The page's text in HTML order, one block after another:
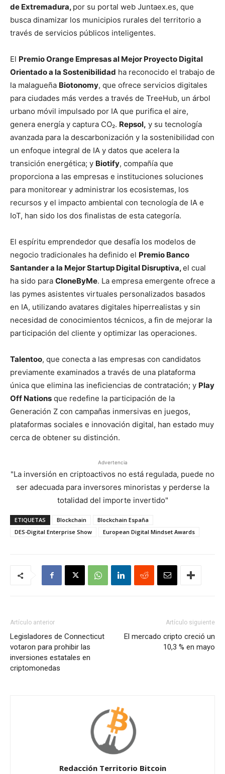
de Extremadura, por su portal web Juntaex.es, que
busca dinamizar los municipios rurales del territorio a
través de servicios públicos inteligentes.
El Premio Orange Empresas al Mejor Proyecto Digital
Orientado a la Sostenibilidad ha reconocido el trabajo de
la malagueña Biotonomy, que ofrece servicios digitales
para ciudades más verdes a través de TreeHub, un árbol
urbano móvil impulsado por IA que purifica el aire,
genera energía y captura CO₂. Repsol, y su tecnología
avanzada para la descarbonización y la sostenibilidad con
un enfoque integral de IA y datos que acelera la
transición energética; y Biotify, compañía que
proporciona a las empresas e instituciones soluciones
para monitorear y administrar los ecosistemas, los
recursos y el impacto ambiental con tecnología de IA e
IoT, han sido los dos finalistas de esta categoría.
El espíritu emprendedor que desafía los modelos de
negocio tradicionales ha definido el Premio Banco
Santander a la Mejor Startup Digital Disruptiva,el cual
ha sido para CloneByMe. La empresa emergente ofrece a
las pymes asistentes virtuales personalizados basados
en IA, utilizando avatares digitales hiperrealistas y sin
necesidad de conocimientos técnicos, a fin de mejorar la
participación del cliente y optimizar las operaciones.
Talentoo, que conecta a las empresas con candidatos
previamente examinados a través de una plataforma
única que elimina las ineficiencias de contratación; y Play
Off Nations que redefine la participación de la
Generación Z con campañas inmersivas en juegos,
plataformas sociales e innovación digital, han estado muy
cerca de obtener su distinción.
Advertencia
"La inversión en criptoactivos no está regulada, puede no
ser adecuada para inversores minoristas y perderse la
totalidad del importe invertido"
ETIQUETAS Blockchain
Blockchain España
DES-Digital Enterprise Show
European Digital Mindset Awards
Artículo anterior
Legisladores de Connecticut
votaron para prohibir las
inversiones estatales en
criptomonedas
Artículo siguiente
El mercado cripto creció un
10,3 % en mayo
Redacción Territorio Bitcoin